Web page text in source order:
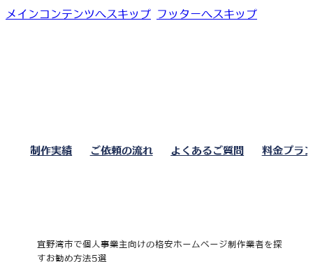
メインコンテンツへスキップ フッターへスキップ
制作実績 ご依頼の流れ よくあるご質問 料金プラ
宜野湾市で個人事業主向けの格安ホームページ制作業者を探
すお勧め方法5選